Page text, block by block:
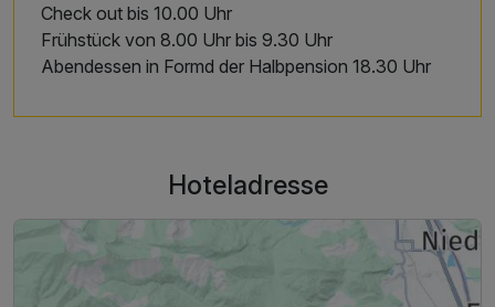
Check out bis 10.00 Uhr
Frühstück von 8.00 Uhr bis 9.30 Uhr
Abendessen in Formd der Halbpension 18.30 Uhr
Hoteladresse